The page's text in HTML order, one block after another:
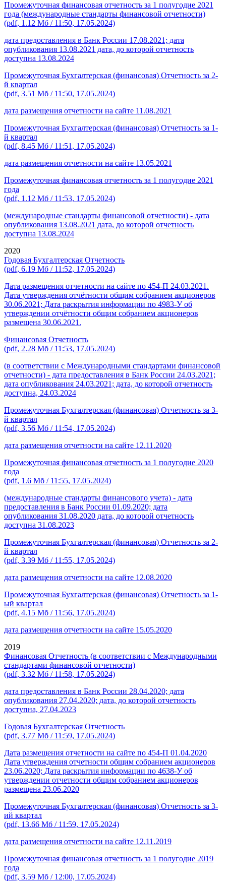
Промежуточная финансовая отчетность за 1 полугодие 2021
года (международные стандарты финансовой отчетности)
(pdf, 1.12 Мб / 11:50, 17.05.2024)
дата предоставления в Банк России 17.08.2021; дата
опубликования 13.08.2021 дата, до которой отчетность
доступна 13.08.2024
Промежуточная Бухгалтерская (финансовая) Отчетность за 2-
й квартал
(pdf, 3.51 Мб / 11:50, 17.05.2024)
дата размещения отчетности на сайте 11.08.2021
Промежуточная Бухгалтерская (финансовая) Отчетность за 1-
й квартал
(pdf, 8.45 Мб / 11:51, 17.05.2024)
дата размещения отчетности на сайте 13.05.2021
Промежуточная финансовая отчетность за 1 полугодие 2021
года
(pdf, 1.12 Мб / 11:53, 17.05.2024)
(международные стандарты финансовой отчетности) - дата
опубликования 13.08.2021 дата, до которой отчетность
доступна 13.08.2024
2020
Годовая Бухгалтерская Отчетность
(pdf, 6.19 Мб / 11:52, 17.05.2024)
Дата размещения отчетности на сайте по 454-П 24.03.2021.
Дата утверждения отчётности общим собранием акционеров
30.06.2021; Дата раскрытия информации по 4983-У об
утверждении отчётности общим собранием акционеров
размещена 30.06.2021.
Финансовая Отчетность
(pdf, 2.28 Мб / 11:53, 17.05.2024)
(в соответствии с Международными стандартами финансовой
отчетности) - дата предоставления в Банк России 24.03.2021;
дата опубликования 24.03.2021; дата, до которой отчетность
доступна, 24.03.2024
Промежуточная Бухгалтерская (финансовая) Отчетность за 3-
й квартал
(pdf, 3.56 Мб / 11:54, 17.05.2024)
дата размещения отчетности на сайте 12.11.2020
Промежуточная финансовая отчетность за 1 полугодие 2020
года
(pdf, 1.6 Мб / 11:55, 17.05.2024)
(международные стандарты финансового учета) - дата
предоставления в Банк России 01.09.2020; дата
опубликования 31.08.2020 дата, до которой отчетность
доступна 31.08.2023
Промежуточная Бухгалтерская (финансовая) Отчетность за 2-
й квартал
(pdf, 3.39 Мб / 11:55, 17.05.2024)
дата размещения отчетности на сайте 12.08.2020
Промежуточная Бухгалтерская (финансовая) Отчетность за 1-
ый квартал
(pdf, 4.15 Мб / 11:56, 17.05.2024)
дата размещения отчетности на сайте 15.05.2020
2019
Финансовая Отчетность (в соответствии с Международными
стандартами финансовой отчетности)
(pdf, 3.32 Мб / 11:58, 17.05.2024)
дата предоставления в Банк России 28.04.2020; дата
опубликования 27.04.2020; дата, до которой отчетность
доступна, 27.04.2023
Годовая Бухгалтерская Отчетность
(pdf, 3.77 Мб / 11:59, 17.05.2024)
Дата размещения отчетности на сайте по 454-П 01.04.2020
Дата утверждения отчетности общим собранием акционеров
23.06.2020; Дата раскрытия информации по 4638-У об
утверждении отчетности общим собранием акционеров
размещена 23.06.2020
Промежуточная Бухгалтерская (финансовая) Отчетность за 3-
ий квартал
(pdf, 13.66 Мб / 11:59, 17.05.2024)
дата размещения отчетности на сайте 12.11.2019
Промежуточная финансовая отчетность за 1 полугодие 2019
года
(pdf, 3.59 Мб / 12:00, 17.05.2024)